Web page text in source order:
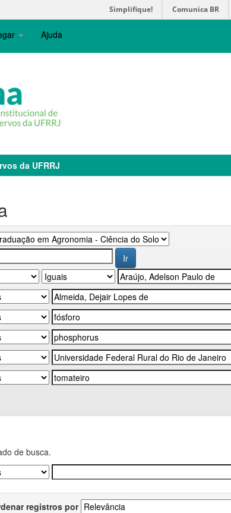
Simplifique! Comunica BR
Ajuda
da UFRRJ
de busca.
registros por